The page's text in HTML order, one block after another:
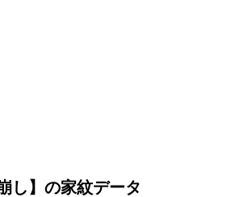
し】の家紋データ